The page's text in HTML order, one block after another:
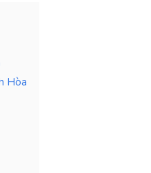
Hòa